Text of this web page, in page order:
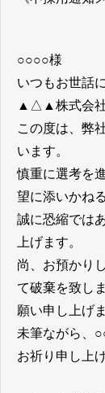
○○○○様
いつもお世話
▲△▲株式会社
この度は、弊
います。
慎重に選考を
望に添いかね
誠に恐縮では
上げます。
尚、お預かり
て破棄を致し
願い申し上げま
未筆ながら、
お祈り申し上